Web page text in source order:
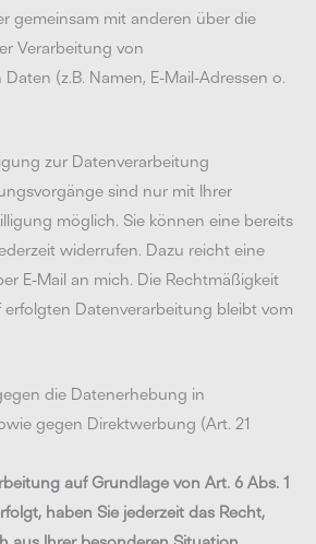
gemeinsam mit anderen über die
Verarbeitung von
(z.B. Namen, E-Mail-Adressen o.
zur Datenverarbeitung
sind nur mit Ihrer
möglich. Sie können eine bereits
widerrufen. Dazu reicht eine
E-Mail an mich. Die Rechtmäßigkeit
Datenverarbeitung bleibt vom
die Datenerhebung in
gegen Direktwerbung (Art. 21
auf Grundlage von Art. 6 Abs. 1
haben Sie jederzeit das Recht,